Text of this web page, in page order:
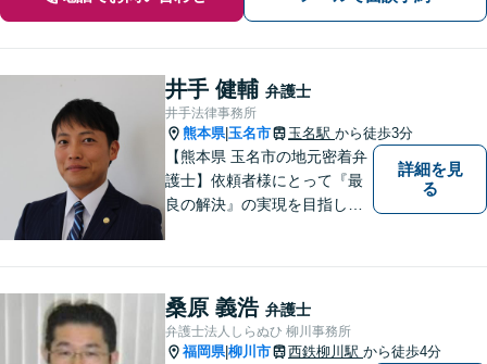
井手 健輔 弁護士
井手法律事務所
熊本県| 玉名市 玉名駅 から徒歩3分
【熊本県 玉名市の地元密着弁
護士】依頼者様にとって『最
良の解決』の実現を目指しま
詳細を見
る
桑原 義浩 弁護士
弁護士法人しらぬひ 柳川事務所
福岡県|柳川市 西鉄柳川駅 から徒歩4分